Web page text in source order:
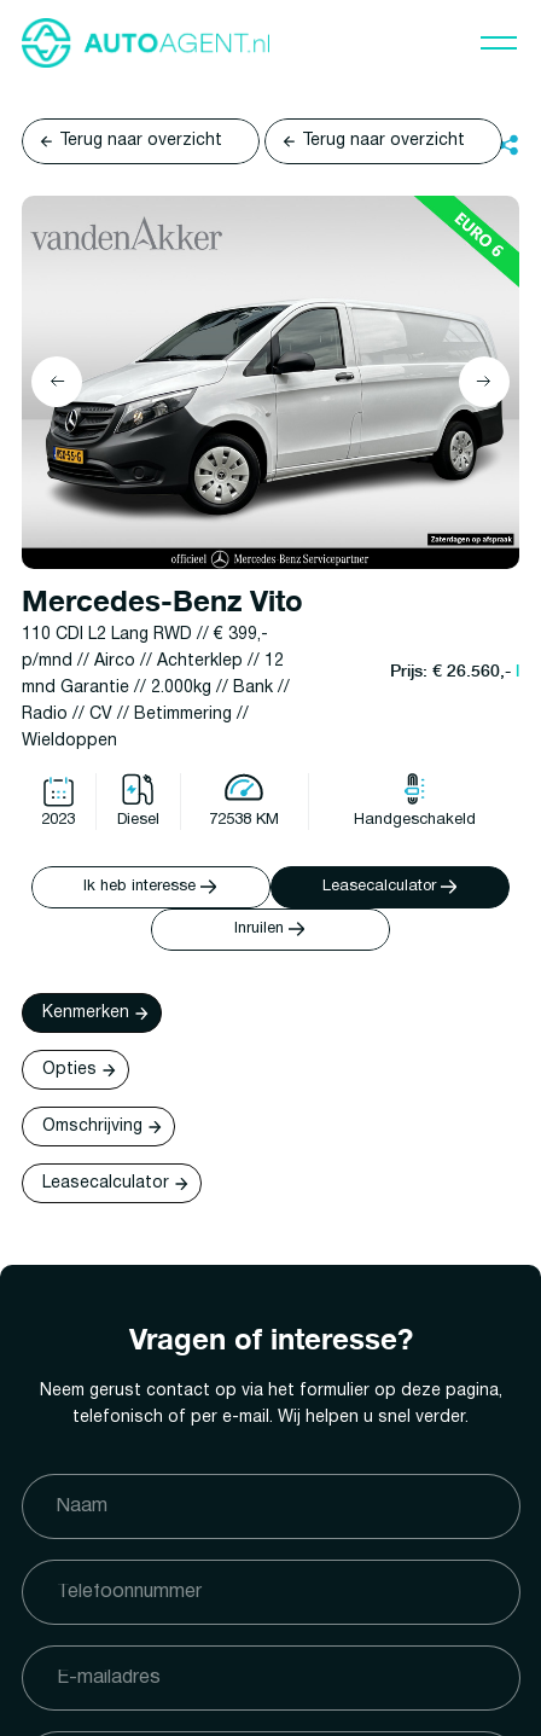
Terug naar overzicht Terug naar overzicht
Mercedes-Benz Vito
110 CDI L2 Lang RWD // € 399,-
p/mnd // Airco // Achterklep // 12
mnd Garantie // 2.000kg // Bank //
Radio // CV // Betimmering //
Wieldoppen
Prijs: € 26.560,-l
2023 Diesel 72538 KM Handgeschakeld
Ik heb interesse Leasecalculator
Inruilen
Kenmerken
Opties
Omschrijving
Leasecalculator
Vragen of interesse?
Neem gerust contact op via het formulier op deze pagina,
telefonisch of per e-mail. Wij helpen u snel verder.